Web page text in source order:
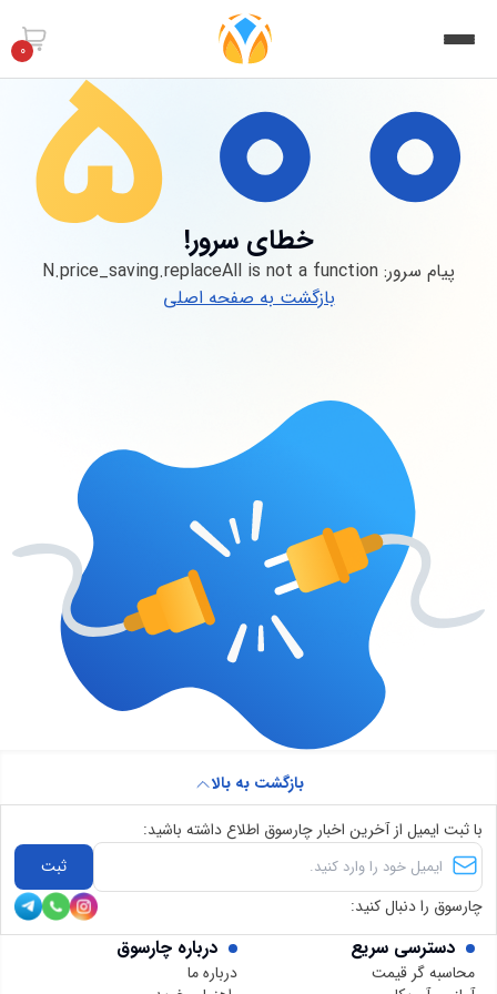
0
خطای سرور!
پیام سرور: N.price_saving.replaceAll is not a function
بازگشت به صفحه اصلی
دسترسی سریع
محاسبه گر قیمت
درباره چارسوق
درباره ما
بازگشت به بالا
با ثبت ایمیل از آخرین اخبار چارسوق اطلاع داشته باشید:
ثبت
چارسوق را دنبال کنید: